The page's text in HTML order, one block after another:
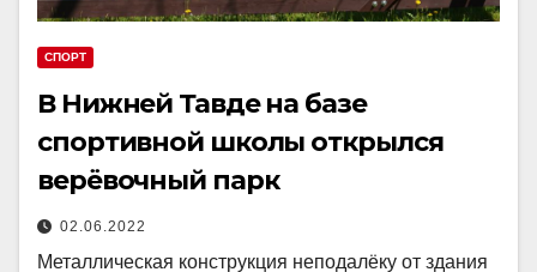
СПОРТ
В Нижней Тавде на базе
спортивной школы открылся
верёвочный парк
02.06.2022
Металлическая конструкция неподалёку от здания